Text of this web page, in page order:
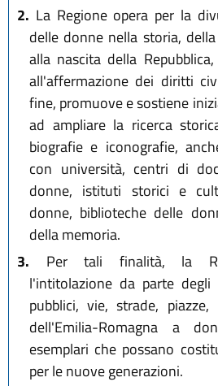
2. La Regione opera per la
delle donne nella storia,
alla nascita della
all'affermazione dei diritti
fine, promuove e sostiene
ad ampliare la ricerca
biografie e iconografie,
con università, centri di
donne, istituti storici e
donne, biblioteche delle
della memoria.
3. Per tali finalità, la
l'intitolazione da parte
pubblici, vie, strade,
dell'Emilia-Romagna a
esemplari che possano
per le nuove generazioni.